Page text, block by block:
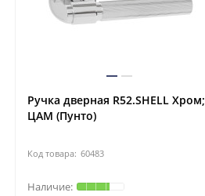
Ручка дверная R52.SHELL Хром;
ЦАМ (Пунто)
60483